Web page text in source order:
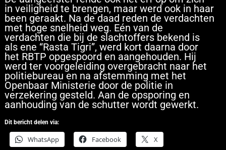
in veiligheid te brengen, maar werd ook in haar
been geraakt. Na de daad reden de verdachten
met hoge snelheid weg. Eén van de
verdachten die bij de slachtoffers bekend is
als ene “Rasta Tigri”, werd kort daarna door
het RBTP opgespoord en aangehouden. Hij
werd ter voorgeleiding overgebracht naar het
politiebureau en na afstemming met het
Openbaar Ministerie door de politie in
verzekering gesteld. Aan de opsporing en
aanhouding van de schutter wordt gewerkt.
Dit bericht delen via:
WhatsApp Facebook X